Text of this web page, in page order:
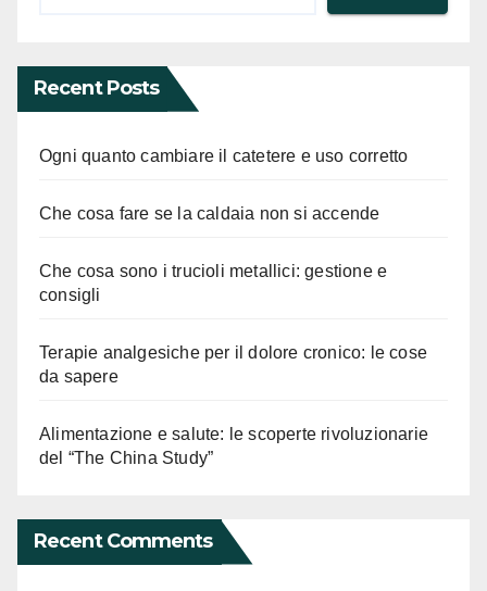
Recent Posts
Ogni quanto cambiare il catetere e uso corretto
Che cosa fare se la caldaia non si accende
Che cosa sono i trucioli metallici: gestione e
consigli
Terapie analgesiche per il dolore cronico: le cose
da sapere
Alimentazione e salute: le scoperte rivoluzionarie
del “The China Study”
Recent Comments